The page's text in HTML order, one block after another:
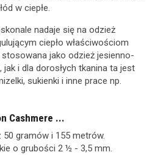
w ciepłe.
nadaje się na odzież
ciepło właściwościom
jako odzież jesienno-
i dla dorosłych tkanina ta jest
sukienki i inne prace np.
Cashmere ...
50 gramów i 155 metrów.
o grubości 2 ½ - 3,5 mm.